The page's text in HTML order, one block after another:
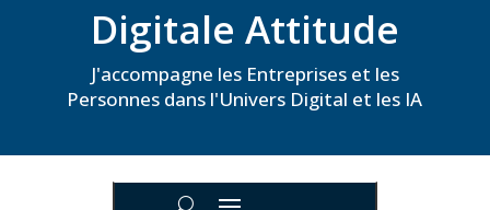
Digitale Attitude
J'accompagne les Entreprises et les
Personnes dans l'Univers Digital et les IA